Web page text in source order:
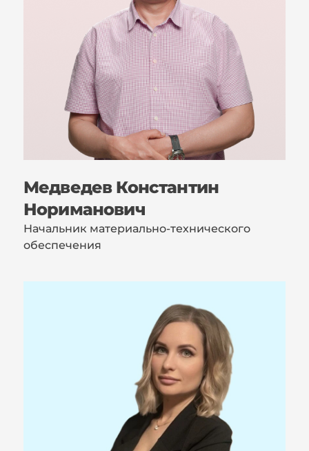
Медведев Константин
Нориманович
Начальник материально-технического
обеспечения